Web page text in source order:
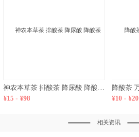
神农本草茶 排酸茶 降尿酸 降酸茶 双七降酸养**茶 尿酸高
¥15 - ¥98
¥10 - ¥20
相关资讯